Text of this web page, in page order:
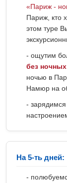
«Париж -
Париж, кто
этом туре
- ощутим
без
ночью в
Намюр на
-
На 5-ть дней:
-